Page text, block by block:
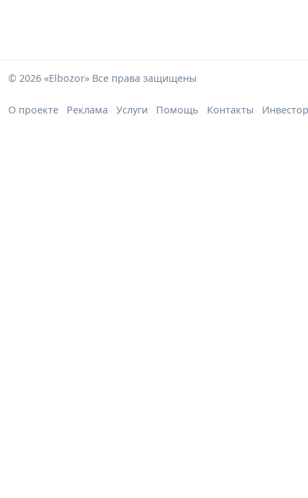
© 2026 «Elbozor» Все права защищены
О проекте Реклама Услуги Помощь Контакты